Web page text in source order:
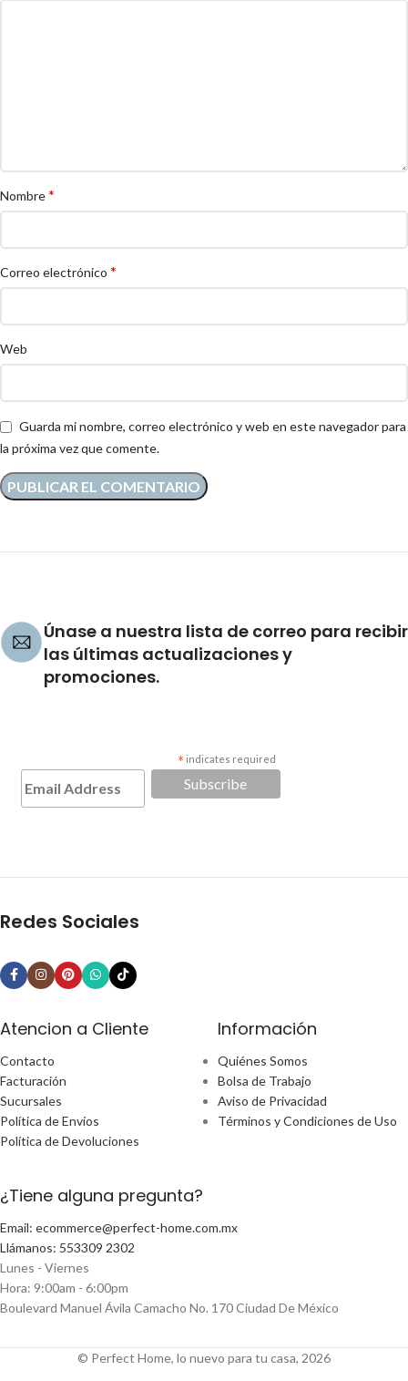
Nombre*
Correo electrónico *
Web
Guarda mi nombre, correo electrónico y web en este navegador para
la próxima vez que comente.
Únase a nuestra lista de correo para recibir
las últimas actualizaciones y
promociones.
* indicates required
Redes Sociales
Atencion a Cliente
Contacto
Facturación
Sucursales
Política de Envíos
Política de Devoluciones
Información
Quiénes Somos
Bolsa de Trabajo
Aviso de Privacidad
Términos y Condiciones de Uso
¿Tiene alguna pregunta?
Email: ecommerce@perfect-home.com.mx
Llámanos: 553309 2302
Lunes - Viernes
Hora: 9:00am - 6:00pm
Boulevard Manuel Ávila Camacho No. 170 Ciudad De México
© Perfect Home, lo nuevo para tu casa, 2026